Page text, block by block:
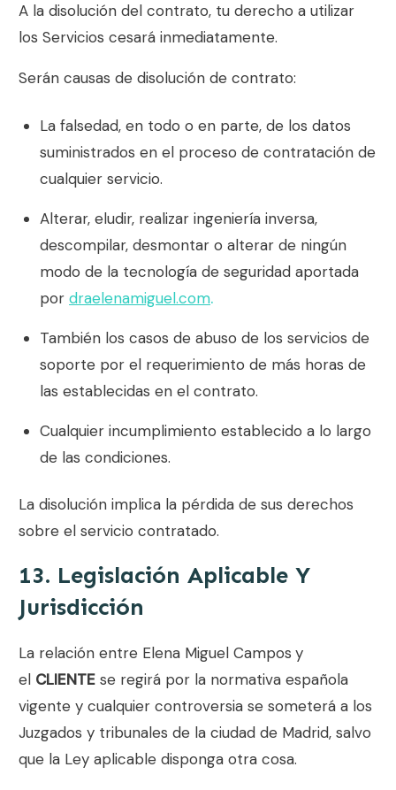
A la disolución del contrato, tu derecho a utilizar
los Servicios cesará inmediatamente.
Serán causas de disolución de contrato:
La falsedad, en todo o en parte, de los datos
suministrados en el proceso de contratación de
cualquier servicio.
Alterar, eludir, realizar ingeniería inversa,
descompilar, desmontar o alterar de ningún
modo de la tecnología de seguridad aportada
por draelenamiguel.com.
También los casos de abuso de los servicios de
soporte por el requerimiento de más horas de
las establecidas en el contrato.
Cualquier incumplimiento establecido a lo largo
de las condiciones.
La disolución implica la pérdida de sus derechos
sobre el servicio contratado.
13. Legislación Aplicable Y
Jurisdicción
La relación entre Elena Miguel Campos y
el CLIENTE se regirá por la normativa española
vigente y cualquier controversia se someterá a los
Juzgados y tribunales de la ciudad de Madrid, salvo
que la Ley aplicable disponga otra cosa.